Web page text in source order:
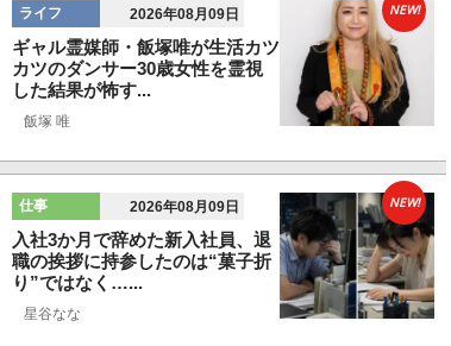
ライフ 2026年08月09日
ギャル霊媒師・飯塚唯が生活カツ
カツのダンサー30歳女性を霊視
した結果が怖す...
飯塚 唯
NEW!
仕事 2026年08月09日
入社3か月で辞めた新入社員、退
職の挨拶に持参したのは“菓子折
り”ではなく…...
星谷なな
NEW!